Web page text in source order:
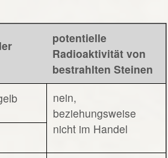
potentielle
Radioaktivität von
bestrahlten Steinen
nein,
beziehungsweise
nicht im Handel